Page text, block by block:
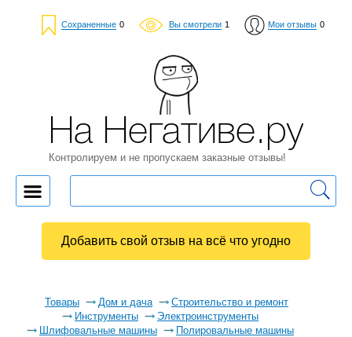
Сохраненные 0 Вы смотрели 1 Мои отзывы 0
Товары Дом и дача
Строительство и ремонт
Инструменты
Электроинструменты
Шлифовальные машины
Полировальные машины
На Негативе.ру
Контролируем и не пропускаем заказные отзывы!
Добавить свой отзыв на всё что угодно